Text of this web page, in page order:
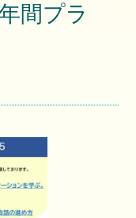
間プラ